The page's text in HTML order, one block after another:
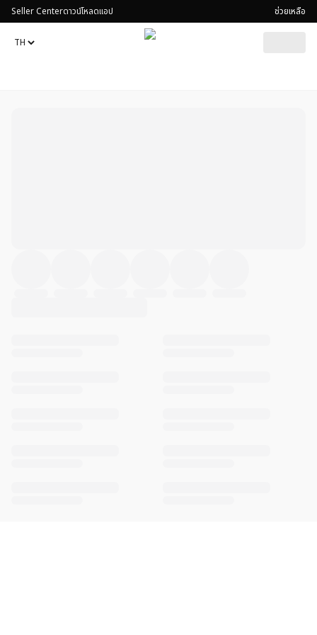
Seller Centerดาวน์โหลดแอป ช่วยเหลือ